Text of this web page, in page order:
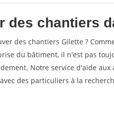
des chantiers
des chantiers Gilette ?
du bâtiment, il n'est pas
Notre service d'aide
des particuliers à la